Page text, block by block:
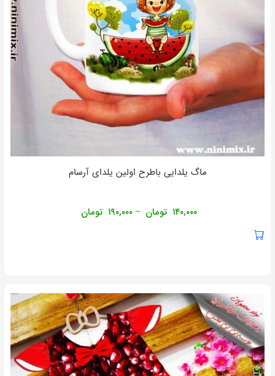
ماگ یلدایی باطرح اولین یلدای آرسام
۱۴۰,۰۰۰ تومان – ۱۹۰,۰۰۰ تومان